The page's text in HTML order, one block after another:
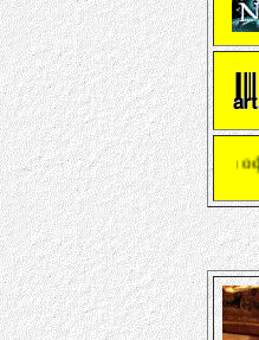
Пожаловать на официальный